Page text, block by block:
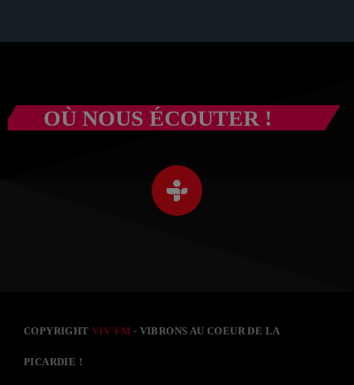
OÙ NOUS ÉCOUTER !
COPYRIGHTVIV'FM - VIBRONS AU COEUR DE LA
PICARDIE !